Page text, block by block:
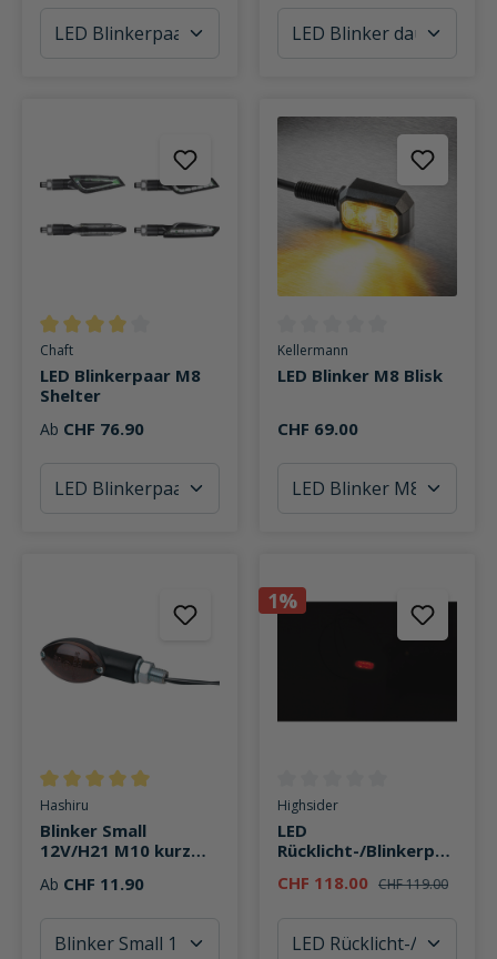
Durchschnittliche Bewertung von 4 von 5 Sternen
Chaft
LED Blinkerpaar M8
Shelter
Ab CHF 76.90
Durchschnittliche Bewertung
Kellermann
LED Blinker M8 Blisk
CHF 69.00
Durchschnittliche Bewertung von 5 von 5 Sternen
Hashiru
Blinker Small
12V/H21 M10 kurz
Glas
Ab CHF 11.90
1%
Durchschnittliche Bewertung
Highsider
LED
Rücklicht-/Blinkerpaa
CHF 118.00 CHF 119.00